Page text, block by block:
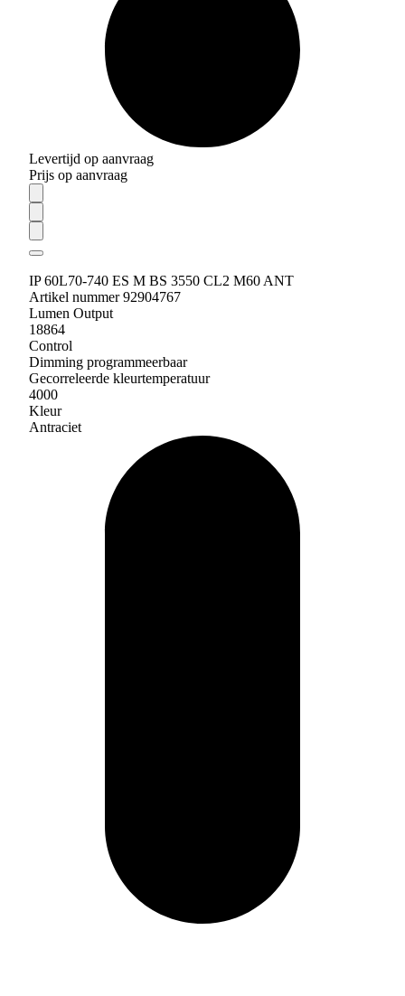
Levertijd op aanvraag
Prijs op aanvraag
IP 60L70-740 ES M BS 3550 CL2 M60 ANT
Artikel nummer 92904767
Lumen Output
18864
Control
Dimming programmeerbaar
Gecorreleerde kleurtemperatuur
4000
Kleur
Antraciet